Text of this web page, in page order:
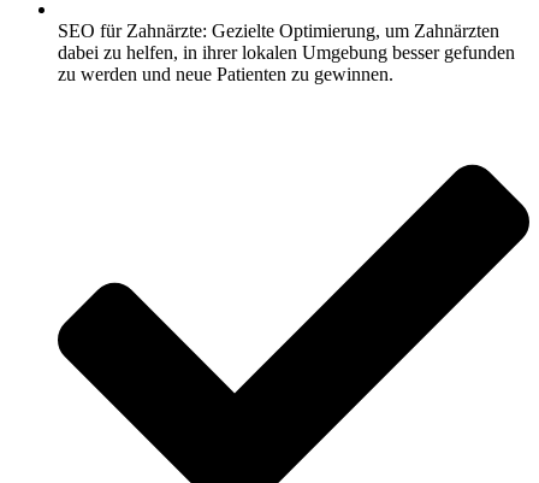
SEO für Zahnärzte: Gezielte Optimierung, um Zahnärzten
dabei zu helfen, in ihrer lokalen Umgebung besser gefunden
zu werden und neue Patienten zu gewinnen.